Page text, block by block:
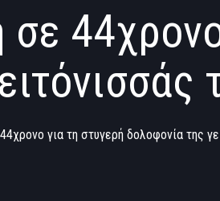
για τη στυγερή δολοφονία της